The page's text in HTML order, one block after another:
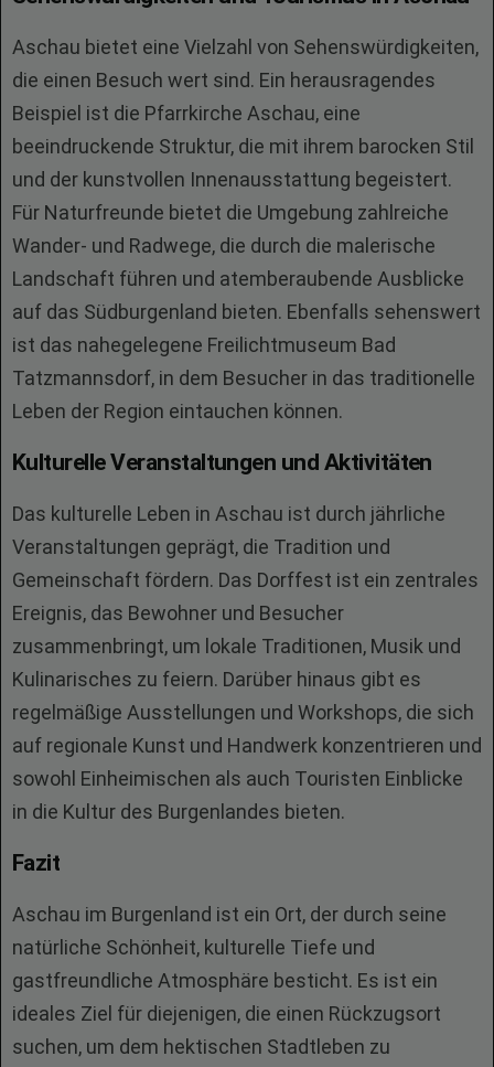
Aschau bietet eine Vielzahl von Sehenswürdigkeiten,
die einen Besuch wert sind. Ein herausragendes
Beispiel ist die Pfarrkirche Aschau, eine
beeindruckende Struktur, die mit ihrem barocken Stil
und der kunstvollen Innenausstattung begeistert.
Für Naturfreunde bietet die Umgebung zahlreiche
Wander- und Radwege, die durch die malerische
Landschaft führen und atemberaubende Ausblicke
auf das Südburgenland bieten. Ebenfalls sehenswert
ist das nahegelegene Freilichtmuseum Bad
Tatzmannsdorf, in dem Besucher in das traditionelle
Leben der Region eintauchen können.
Kulturelle Veranstaltungen und Aktivitäten
Das kulturelle Leben in Aschau ist durch jährliche
Veranstaltungen geprägt, die Tradition und
Gemeinschaft fördern. Das Dorffest ist ein zentrales
Ereignis, das Bewohner und Besucher
zusammenbringt, um lokale Traditionen, Musik und
Kulinarisches zu feiern. Darüber hinaus gibt es
regelmäßige Ausstellungen und Workshops, die sich
auf regionale Kunst und Handwerk konzentrieren und
sowohl Einheimischen als auch Touristen Einblicke
in die Kultur des Burgenlandes bieten.
Fazit
Aschau im Burgenland ist ein Ort, der durch seine
natürliche Schönheit, kulturelle Tiefe und
gastfreundliche Atmosphäre besticht. Es ist ein
ideales Ziel für diejenigen, die einen Rückzugsort
suchen, um dem hektischen Stadtleben zu